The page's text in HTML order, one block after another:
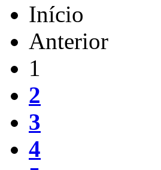
Início
Anterior
1
2
3
4